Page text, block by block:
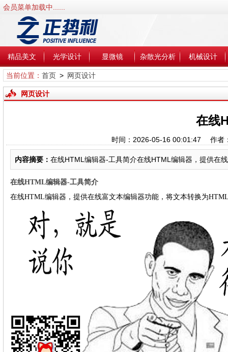
会员菜单加载中......
精品美文 光学设计 显微镜 杂散光分析 机械设计
当前位置： 首页> 网页设计
网页设计
在线
时间：2026-05-16 00:01:47 作
内容摘要： 在线HTML编辑器-工具简介在线HTML编辑器，提供在
在线HTML编辑器-工具简介
在线HTML编辑器，提供在线富文本编辑器功能，将文本转换为